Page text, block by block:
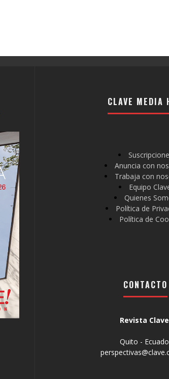
CLAVE MEDIA
Anuncia con
Trabaja con
Equipo
Quienes
Política de
Política de
CONTACTO
Revista
Quito -